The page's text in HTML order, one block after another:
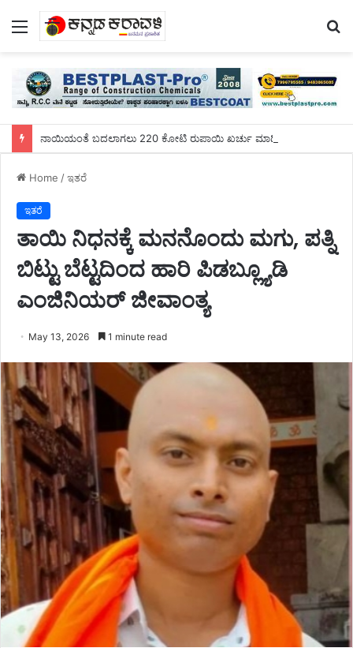
Menu
ನಾಯಿಯಂತೆ ಬದಲಾಗಲು 220 ಕೋಟಿ ರುಪಾಯಿ ಖರ್ಚು ಮಾಡಿದ ಯುವಕ!
Home /ಇತರೆ
ಇತರೆ
ತಾಯಿ ನಿಧನಕ್ಕೆ ಮನನೊಂದು ಮಗು, ಪತ್ನಿ
ಬಿಟ್ಟು ಬೆಟ್ಟದಿಂದ ಹಾರಿ ಪಿಡಬ್ಲ್ಯೂಡಿ
ಎಂಜಿನಿಯರ್ ಜೀವಾಂತ್ಯ
May 13, 2026 1 minute read